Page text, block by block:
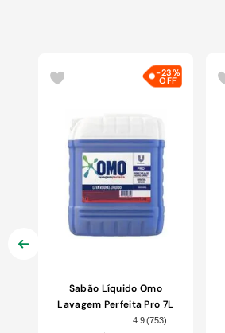
-23%
Sabão Líquido Omo
Lavagem Perfeita Pro 7L
4.9(753)